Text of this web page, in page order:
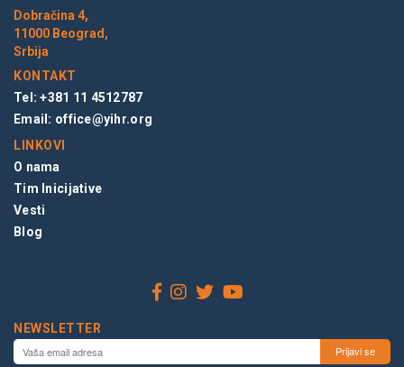
Dobračina 4,
11000 Beograd,
Srbija
KONTAKT
Tel: +381 11 4512787
Email: office@yihr.org
LINKOVI
O nama
Tim Inicijative
Vesti
Blog
NEWSLETTER